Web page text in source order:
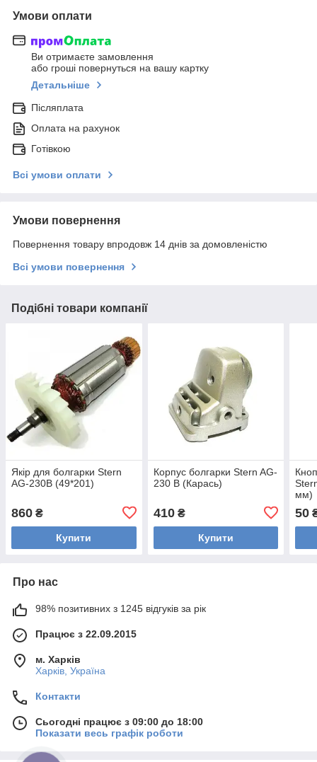
Умови оплати
Ви отримаєте замовлення
або гроші повернуться на вашу картку
Детальніше
Післяплата
Оплата на рахунок
Готівкою
Всі умови оплати
Умови повернення
Повернення товару впродовж 14 днів за домовленістю
Всі умови повернення
Подібні товари компанії
Якір для болгарки Stern
AG-230B (49*201)
860 ₴
Купити
Корпус болгарки Stern AG-
230 B (Карась)
410₴
Купити
мм)
50
Про нас
98% позитивних з 1245 відгуків за рік
Працює з 22.09.2015
м. Харків
Харків, Україна
Контакти
Сьогодні працює з 09:00 до 18:00
Показати весь графік роботи